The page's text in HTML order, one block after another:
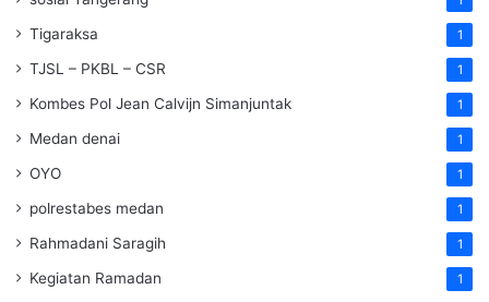
Tigaraksa 1
TJSL – PKBL – CSR 1
Kombes Pol Jean Calvijn Simanjuntak 1
Medan denai 1
OYO 1
polrestabes medan 1
Rahmadani Saragih 1
Kegiatan Ramadan 1